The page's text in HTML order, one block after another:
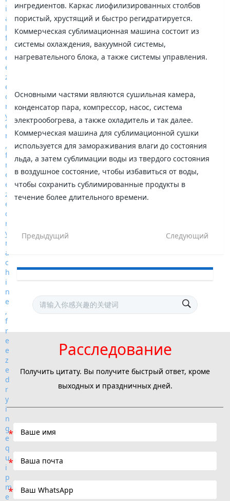
ингредиентов. Каркас лиофилизированных столбов
пористый, хрустящий и быстро регидратируется.
Коммерческая сублимационная машина состоит из
системы охлаждения, вакуумной системы,
нагревательного блока, а также системы управления.
Основными частями являются сушильная камера,
конденсатор пара, компрессор, насос, система
электрообогрева, а также охладитель и так далее.
Коммерческая машина для сублимационной сушки
используется для замораживания влаги до состояния
льда, а затем сублимации воды из твердого состояния
в воздушное состояние, чтобы избавиться от воды,
чтобы сохранить сублимированные продукты в
течение более длительного времени.
Предыдущий Следующий
Расследование
Получить цитату. Вы получите быстрый ответ, кроме
выходных и праздничных дней.